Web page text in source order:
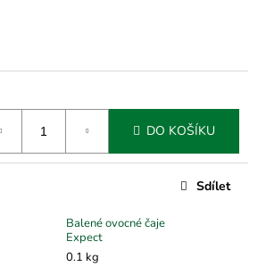
DO KOŠÍKU
Balené ovocné čaje
Expect
0.1 kg
Sdílet